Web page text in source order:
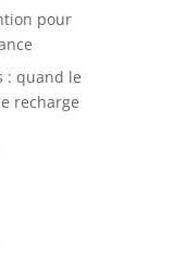
pour
: quand le
recharge